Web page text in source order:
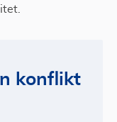
konflikt